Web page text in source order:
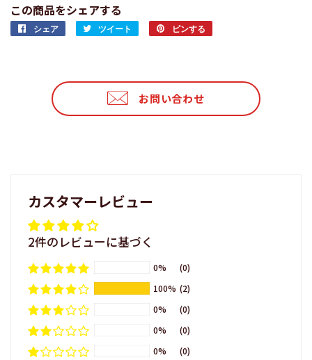
この商品をシェアする
シェア
Facebook
る
ツイート
Twitter
る
ピンする
お問い合わせ
カスタマーレビュー
2件のレビューに基づく
0%
(0)
100% (2)
0%
(0)
0%
(0)
0%
(0)